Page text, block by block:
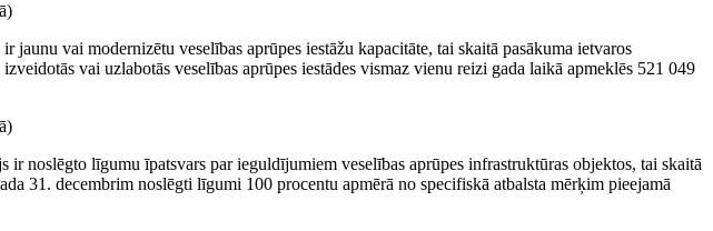
jaunu vai modernizētu veselības aprūpes iestāžu kapacitāte, tai skaitā pasākuma ietvaros
vai uzlabotās veselības aprūpes iestādes vismaz vienu reizi gada laikā apmeklēs 521 049
ir noslēgto līgumu īpatsvars par ieguldījumiem veselības aprūpes infrastruktūras objektos, tai skaitā
31. decembrim noslēgti līgumi 100 procentu apmērā no specifiskā atbalsta mērķim pieejamā